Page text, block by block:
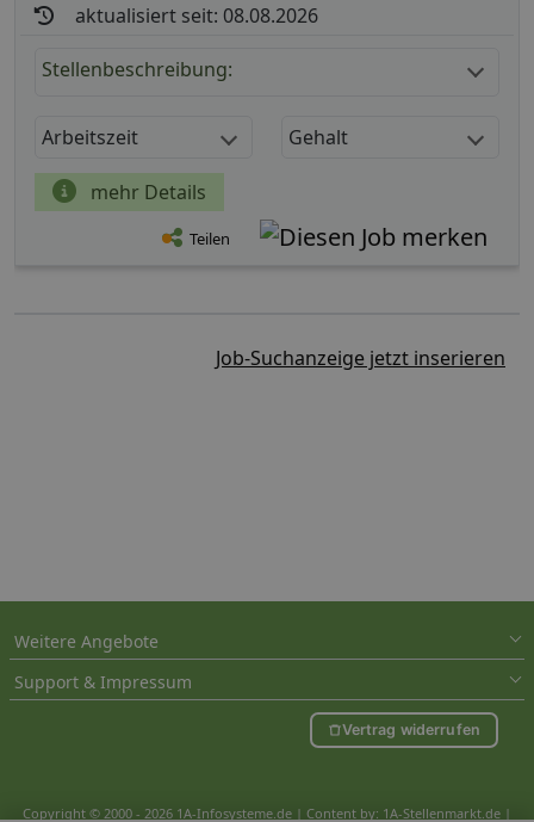
aktualisiert seit: 08.08.2026
Stellenbeschreibung:
Arbeitszeit Gehalt
mehr Details
Teilen
Job-Suchanzeige jetzt inserieren
Weitere Angebote
Support & Impressum
Vertrag widerrufen
Copyright © 2000 - 2026 1A-Infosysteme.de | Content by: 1A-Stellenmarkt.de |